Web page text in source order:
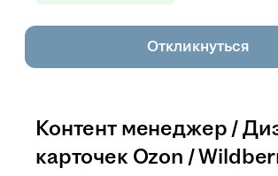
Откликнуться
Контент менеджер /
карточек Ozon /